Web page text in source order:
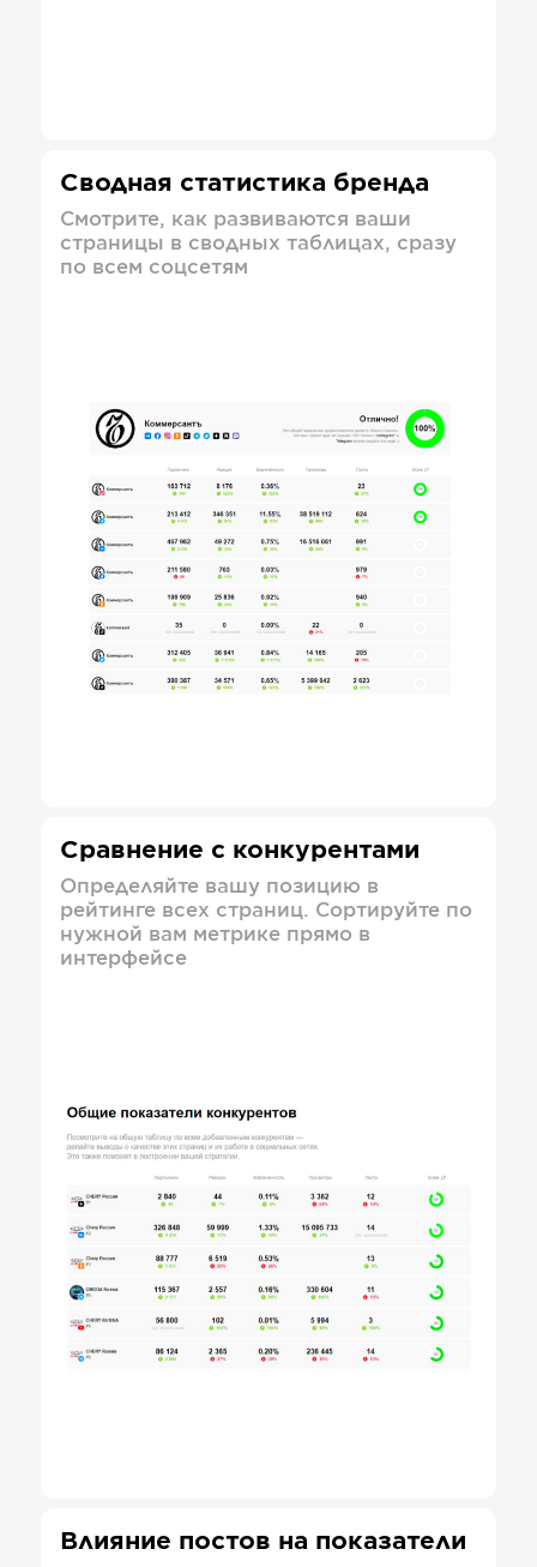
Сводная статистика бренда
Смотрите, как развиваются ваши
страницы в сводных таблицах, сразу
по всем соцсетям
Сравнение с конкурентами
Определяйте вашу позицию в
рейтинге всех страниц. Сортируйте по
нужной вам метрике прямо в
интерфейсе
Влияние постов на показатели